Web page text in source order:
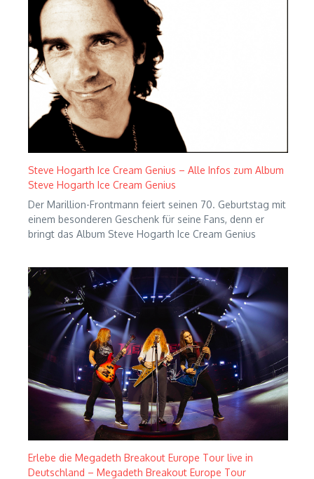
Steve Hogarth Ice Cream Genius – Alle Infos zum Album
Steve Hogarth Ice Cream Genius
Der Marillion-Frontmann feiert seinen 70. Geburtstag mit
einem besonderen Geschenk für seine Fans, denn er
bringt das Album Steve Hogarth Ice Cream Genius
Erlebe die Megadeth Breakout Europe Tour live in
Deutschland – Megadeth Breakout Europe Tour